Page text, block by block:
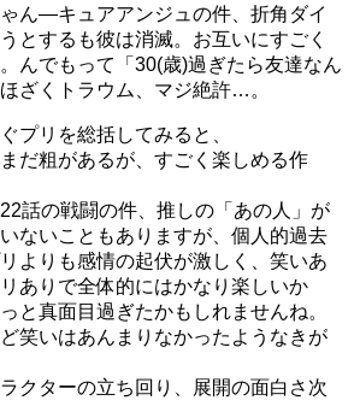
たいではなちゃんもご機嫌でしたね
ん―キュアアンジュの件、折角ダイ
とするも彼は消滅。お互いにすごく
んでもって「30(歳)過ぎたら友達なん
ざくトラウム、マジ絶許…。
プリを総括してみると、
まだ粗があるが、すごく楽しめる作
話の戦闘の件、推しの「あの人」が
ないこともありますが、個人的過去
よりも感情の起伏が激しく、笑いあ
ありで全体的にはかなり楽しいか
と真面目過ぎたかもしれませんね。
笑いはあんまりなかったようなきが
クターの立ち回り、展開の面白さ次